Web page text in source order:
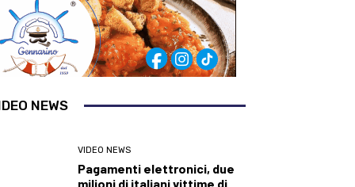
NEWS
VIDEO NEWS
Pagamenti elettronici, due
milioni di italiani vittime di